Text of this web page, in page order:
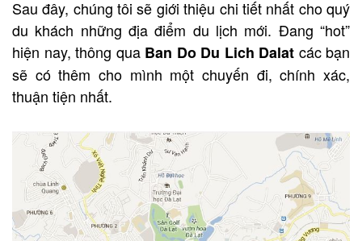
Sau đây, chúng tôi sẽ giới thiệu chi tiết nhất cho quý
du khách những địa điểm du lịch mới. Đang “hot”
hiện nay, thông qua Ban Do Du Lich Dalat các bạn
sẽ có thêm cho mình một chuyến đi, chính xác,
thuận tiện nhất.